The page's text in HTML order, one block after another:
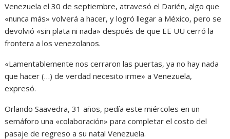
Venezuela el 30 de septiembre, atravesó el Darién, algo que
«nunca más» volverá a hacer, y logró llegar a México, pero se
devolvió «sin plata ni nada» después de que EE UU cerró la
frontera a los venezolanos.
«Lamentablemente nos cerraron las puertas, ya no hay nada
que hacer (…) de verdad necesito irme» a Venezuela,
expresó.
Orlando Saavedra, 31 años, pedía este miércoles en un
semáforo una «colaboración» para completar el costo del
pasaje de regreso a su natal Venezuela.